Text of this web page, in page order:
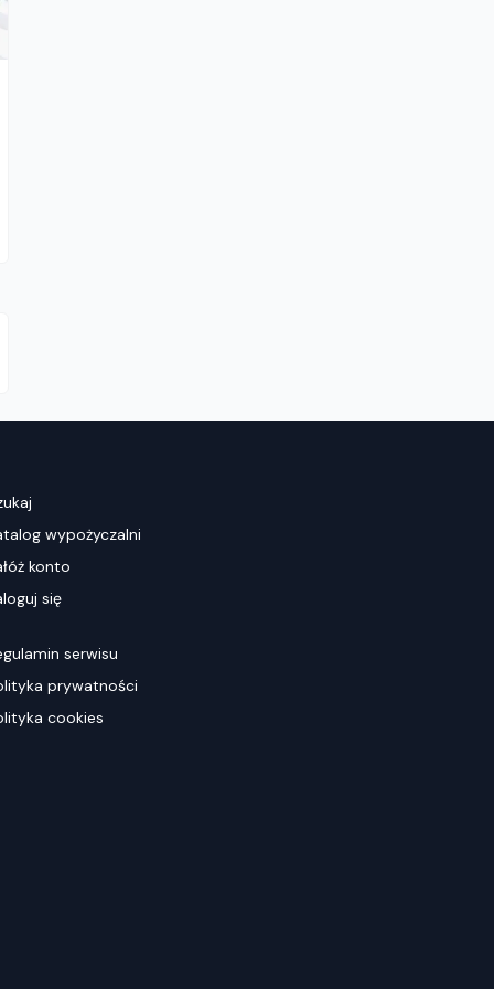
wypożyczalni
konto
się
serwisu
prywatności
cookies